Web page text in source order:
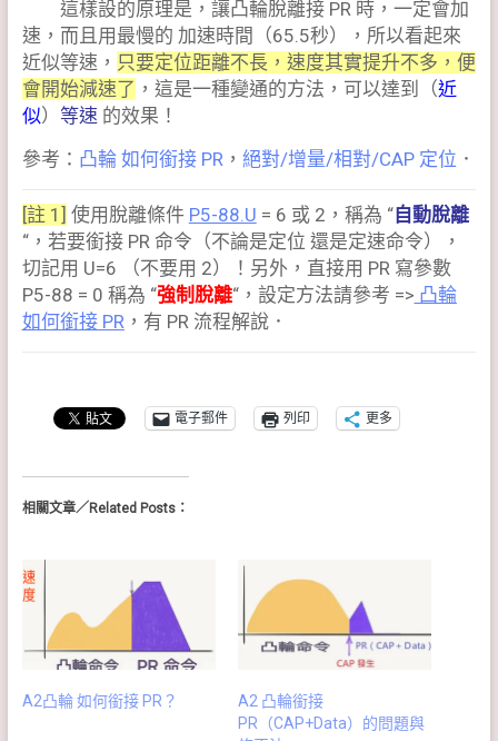
這樣設的原理是，讓凸輪脫離接 PR 時，一定會加
速，而且用最慢的 加速時間（65.5秒），所以看起來
近似等速， 只要定位距離不長，速度其實提升不多，便
會開始減速了 ，這是一種變通的方法，可以達到（近
似） 等速 的效果！
參考： 凸輪 如何銜接 PR ， 絕對/增量/相對/CAP 定位 ．
[註 1] 使用脫離條件 P5-88.U = 6 或 2，稱為 “自動脫離
“，若要銜接 PR 命令（不論是定位 還是定速命令），
切記用 U=6 （不要用 2）！另外，直接用 PR 寫參數
P5-88 = 0 稱為 “強制脫離“，設定方法請參考 => 凸輪
如何銜接 PR ，有 PR 流程解說．
電子郵件 列印 更多
相關文章／Related Posts：
A2凸輪 如何銜接 PR？
A2 凸輪銜接
PR（CAP+Data）的問題與